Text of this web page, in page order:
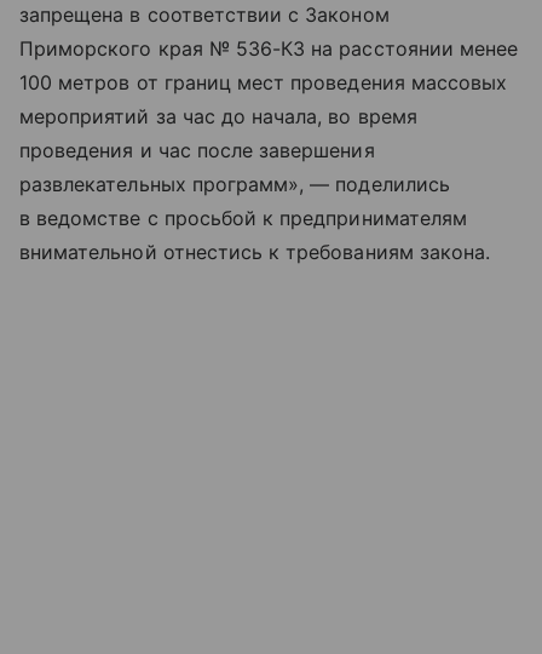
запрещена в соответствии с Законом
Приморского края № 536-КЗ на расстоянии менее
100 метров от границ мест проведения массовых
мероприятий за час до начала, во время
проведения и час после завершения
развлекательных программ», — поделились
в ведомстве с просьбой к предпринимателям
внимательной отнестись к требованиям закона.